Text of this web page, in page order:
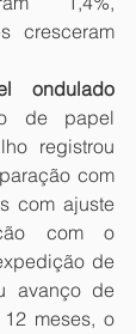
cresceram
ondulado
de papel
registrou
com
com ajuste
com o
de
avanço de
meses, o